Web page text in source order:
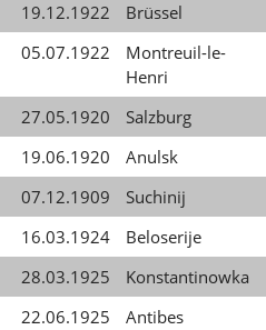
19.12.1922
Brüssel
05.07.1922
Montreuil-le-
Henri
27.05.1920
Salzburg
19.06.1920
Anulsk
07.12.1909
Suchinij
16.03.1924
Beloserije
28.03.1925
Konstantinowka
22.06.1925
Antibes